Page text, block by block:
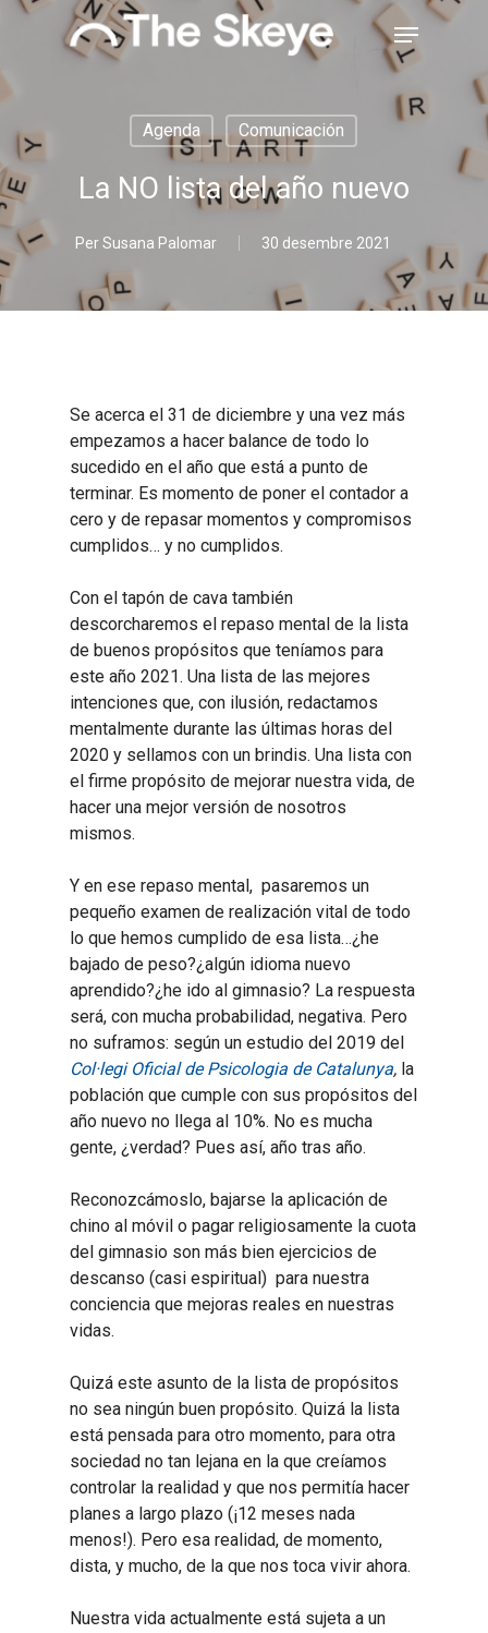
Skip
content
Menu
Agenda Comunicación
La NO lista del año nuevo
PerSusana Palomar 30 desembre 2021
Se acerca el 31 de diciembre y una vez más
empezamos a hacer balance de todo lo
sucedido en el año que está a punto de
terminar. Es momento de poner el contador a
cero y de repasar momentos y compromisos
cumplidos… y no cumplidos.
Con el tapón de cava también
descorcharemos el repaso mental de la lista
de buenos propósitos que teníamos para
este año 2021. Una lista de las mejores
intenciones que, con ilusión, redactamos
mentalmente durante las últimas horas del
2020 y sellamos con un brindis. Una lista con
el firme propósito de mejorar nuestra vida, de
hacer una mejor versión de nosotros
mismos.
Y en ese repaso mental, pasaremos un
pequeño examen de realización vital de todo
lo que hemos cumplido de esa lista…¿he
bajado de peso?¿algún idioma nuevo
aprendido?¿he ido al gimnasio? La respuesta
será, con mucha probabilidad, negativa. Pero
no suframos: según un estudio del 2019 del
Col·legi Oficial de Psicologia de Catalunya, la
población que cumple con sus propósitos del
año nuevo no llega al 10%. No es mucha
gente, ¿verdad? Pues así, año tras año.
Reconozcámoslo, bajarse la aplicación de
chino al móvil o pagar religiosamente la cuota
del gimnasio son más bien ejercicios de
descanso (casi espiritual) para nuestra
conciencia que mejoras reales en nuestras
vidas.
Quizá este asunto de la lista de propósitos
no sea ningún buen propósito. Quizá la lista
está pensada para otro momento, para otra
sociedad no tan lejana en la que creíamos
controlar la realidad y que nos permitía hacer
planes a largo plazo (¡12 meses nada
menos!). Pero esa realidad, de momento,
dista, y mucho, de la que nos toca vivir ahora.
Nuestra vida actualmente está sujeta a un
Menu